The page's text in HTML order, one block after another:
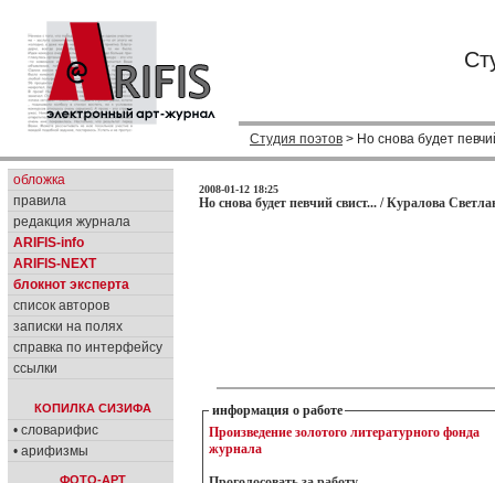
Студия поэтов > Но снова будет
обложка
правила
редакция журнала
ARIFIS-info
ARIFIS-NEXT
блокнот эксперта
список авторов
записки на полях
справка по интерфейсу
ссылки
КОПИЛКА СИЗИФА
• словарифис
• арифизмы
ФОТО-АРТ
2008-01-12 18:25
Но снова будет певчий свист... / Куралова
информация о работе
Произведение золотого литературного фонда
журнала